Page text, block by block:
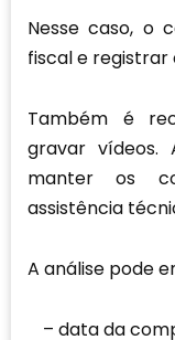
Nesse caso, o
fiscal e registrar
Também é
gravar vídeos.
manter os
assistência
A análise pode
data da